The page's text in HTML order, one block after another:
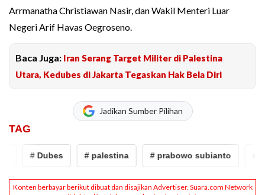
Arrmanatha Christiawan Nasir, dan Wakil Menteri Luar
Negeri Arif Havas Oegroseno.
Baca Juga: Iran Serang Target Militer di Palestina
Utara, Kedubes di Jakarta Tegaskan Hak Bela Diri
Jadikan Sumber Pilihan
TAG
# Dubes # palestina # prabowo subianto